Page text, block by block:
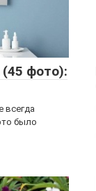
(45 фото):
всегда
было